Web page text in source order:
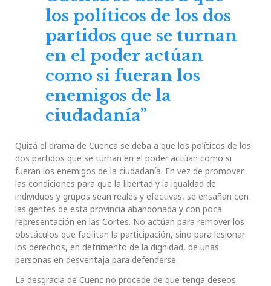
los políticos de los dos
partidos que se turnan
en el poder actúan
como si fueran los
enemigos de la
ciudadanía”
Quizá el drama de Cuenca se deba a que los políticos de los
dos partidos que se turnan en el poder actúan como si
fueran los enemigos de la ciudadanía. En vez de promover
las condiciones para que la libertad y la igualdad de
individuos y grupos sean reales y efectivas, se ensañan con
las gentes de esta provincia abandonada y con poca
representación en las Cortes. No actúan para remover los
obstáculos que facilitan la participación, sino para lesionar
los derechos, en detrimento de la dignidad, de unas
personas en desventaja para defenderse.
La desgracia de Cuenc no procede de que tenga deseos